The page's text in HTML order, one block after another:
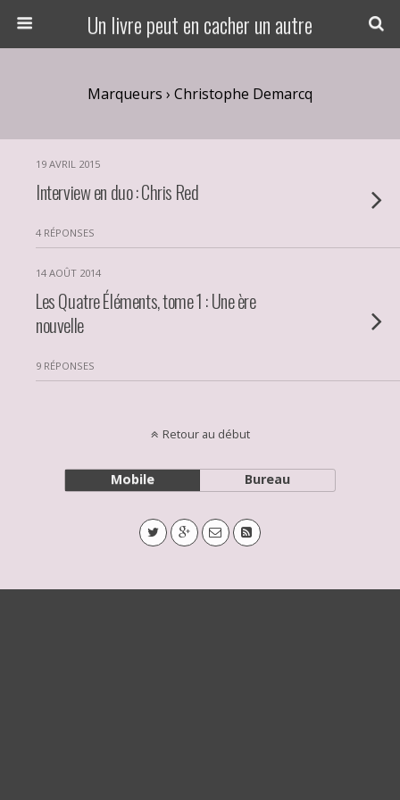
Un livre peut en cacher un autre
Marqueurs › Christophe Demarcq
19 AVRIL 2015
Interview en duo : Chris Red
4 RÉPONSES
14 AOÛT 2014
Les Quatre Éléments, tome 1 : Une ère
nouvelle
9 RÉPONSES
Retour au début
Mobile Bureau